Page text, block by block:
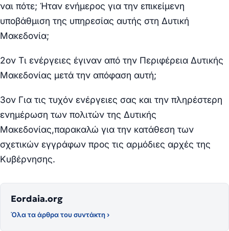
ναι πότε; Ήταν ενήμερος για την επικείμενη
υποβάθμιση της υπηρεσίας αυτής στη Δυτική
Μακεδονία;
2ον Τι ενέργειες έγιναν από την Περιφέρεια Δυτικής
Μακεδονίας μετά την απόφαση αυτή;
3ον Για τις τυχόν ενέργειες σας και την πληρέστερη
ενημέρωση των πολιτών της Δυτικής
Μακεδονίας,παρακαλώ για την κατάθεση των
σχετικών εγγράφων προς τις αρμόδιες αρχές της
Κυβέρνησης.
Eordaia.org
Όλα τα άρθρα του συντάκτη ›